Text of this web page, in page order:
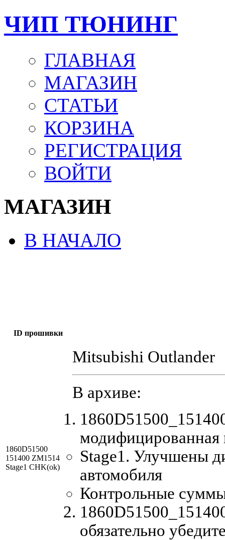
ЧИП ТЮНИНГ
ГЛАВНАЯ
МАГАЗИН
СТАТЬИ
КОРЗИНА
РЕГИСТРАЦИЯ
ВОЙТИ
МАГАЗИН
В НАЧАЛО
ID прошивки
1860D51500
151400 ZM1514
Stage1 CHK(ok)
Mitsubishi Outlander
В архиве:
Stage1. Улучшены
автомобиля
Контрольные
обязательно